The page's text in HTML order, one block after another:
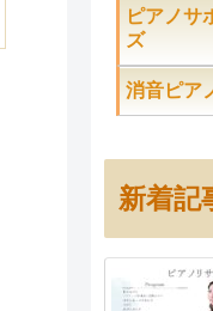
ピアノサ
消音
新着記